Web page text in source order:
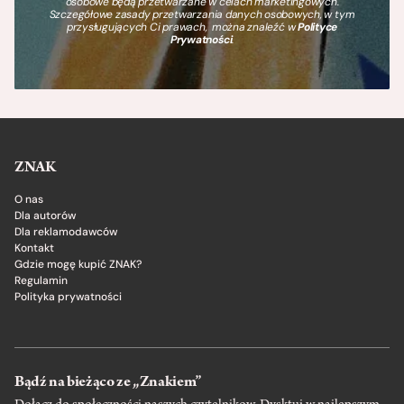
Szczegółowe zasady przetwarzania danych osobowych, w tym
przysługujących Ci prawach, można znaleźć wPolityce
Prywatności.
ZNAK
O nas
Dla autorów
Dla reklamodawców
Kontakt
Gdzie mogę kupić ZNAK?
Regulamin
Polityka prywatności
Bądź na bieżąco ze „Znakiem”